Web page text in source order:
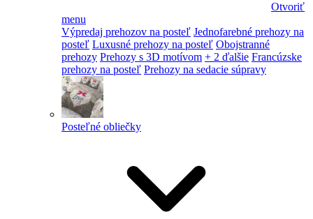
Otvoriť
menu
Výpredaj prehozov na posteľ Jednofarebné prehozy na
posteľ Luxusné prehozy na posteľ Obojstranné
prehozy Prehozy s 3D motívom + 2 ďalšie Francúzske
prehozy na posteľ Prehozy na sedacie súpravy
Posteľné obliečky